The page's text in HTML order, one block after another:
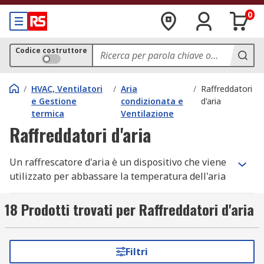
0
Codice costruttore
/ HVAC, Ventilatori
e Gestione
termica
/ Aria
condizionata e
Ventilazione
/ Raffreddatori
d'aria
Raffreddatori d'aria
Un raffrescatore d'aria è un dispositivo che viene
utilizzato per abbassare la temperatura dell'aria
aspirando l'aria calda che passa su un elemento
di raffreddamento e rilasciando poi l'aria
raffreddatori d'aria, ma uno dei più diffusi è il
raffrescatore evaporativo.
18 Prodotti trovati per Raffreddatori d'aria
Filtri